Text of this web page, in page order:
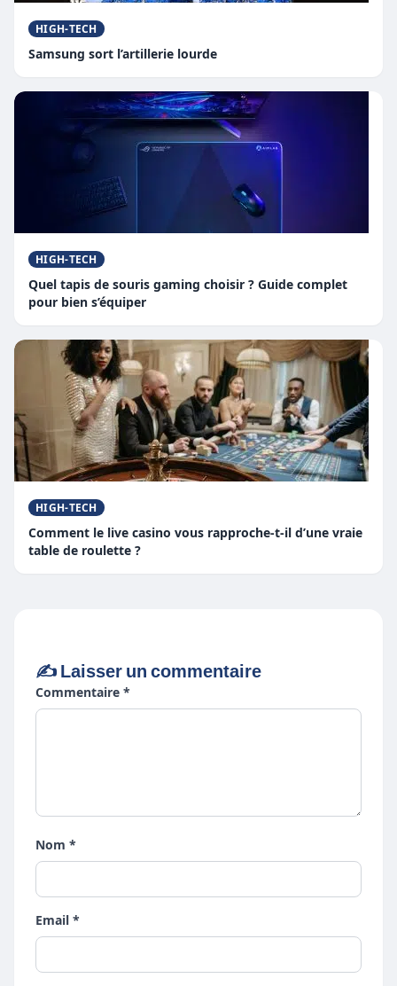
HIGH-TECH
Samsung sort l’artillerie lourde
HIGH-TECH
Quel tapis de souris gaming choisir ? Guide complet
pour bien s’équiper
HIGH-TECH
Comment le live casino vous rapproche-t-il d’une vraie
table de roulette ?
✍️ Laisser un commentaire
Commentaire *
Nom *
Email *